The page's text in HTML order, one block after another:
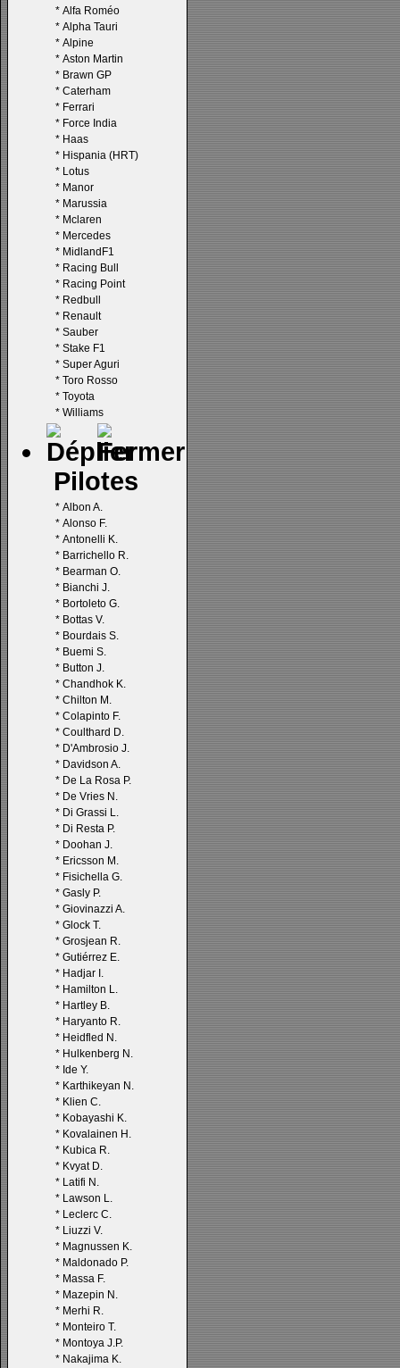
* Alfa Roméo
* Alpha Tauri
* Alpine
* Aston Martin
* Brawn GP
* Caterham
* Ferrari
* Force India
* Haas
* Hispania (HRT)
* Lotus
* Manor
* Marussia
* Mclaren
* Mercedes
* MidlandF1
* Racing Bull
* Racing Point
* Redbull
* Renault
* Sauber
* Stake F1
* Super Aguri
* Toro Rosso
* Toyota
* Williams
Pilotes
* Albon A.
* Alonso F.
* Antonelli K.
* Barrichello R.
* Bearman O.
* Bianchi J.
* Bortoleto G.
* Bottas V.
* Bourdais S.
* Buemi S.
* Button J.
* Chandhok K.
* Chilton M.
* Colapinto F.
* Coulthard D.
* D'Ambrosio J.
* Davidson A.
* De La Rosa P.
* De Vries N.
* Di Grassi L.
* Di Resta P.
* Doohan J.
* Ericsson M.
* Fisichella G.
* Gasly P.
* Giovinazzi A.
* Glock T.
* Grosjean R.
* Gutiérrez E.
* Hadjar I.
* Hamilton L.
* Hartley B.
* Haryanto R.
* Heidfled N.
* Hulkenberg N.
* Ide Y.
* Karthikeyan N.
* Klien C.
* Kobayashi K.
* Kovalainen H.
* Kubica R.
* Kvyat D.
* Latifi N.
* Lawson L.
* Leclerc C.
* Liuzzi V.
* Magnussen K.
* Maldonado P.
* Massa F.
* Mazepin N.
* Merhi R.
* Monteiro T.
* Montoya J.P.
* Nakajima K.